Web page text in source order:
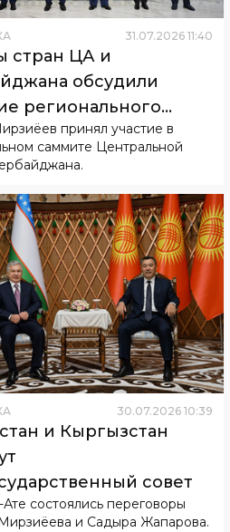
31.07.2026 11:40
стран ЦА и
обсудили
регионального
принял участие в
саммите Центральной
30.07.2026 10:39
и Кыргызстан
совет
состоялись переговоры
и Садыра Жапарова.